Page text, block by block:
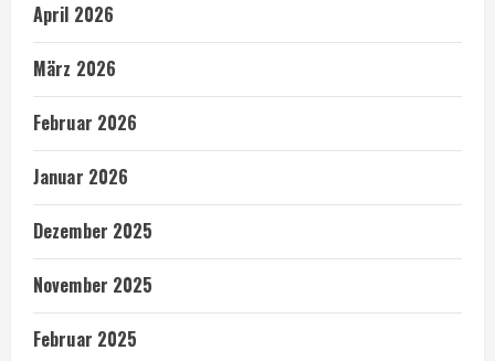
April 2026
März 2026
Februar 2026
Januar 2026
Dezember 2025
November 2025
Februar 2025